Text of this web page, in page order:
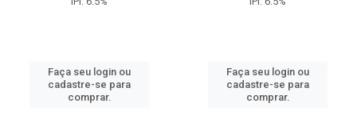
Faça seu login ou
cadastre-se para
comprar.
Faça seu login ou
cadastre-se para
comprar.